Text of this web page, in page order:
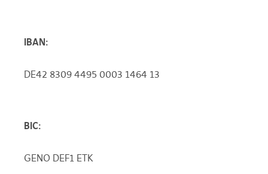
IBAN:
DE42 8309 4495 0003 1464 13
BIC:
GENO DEF1 ETK